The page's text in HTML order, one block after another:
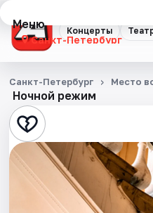
Концерты
Меню
Санкт-Петербург
Концерты
Театр
Стендап
Выставки
Квесты
Ночной режим
Санкт-Петербург Место